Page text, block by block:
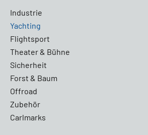
Industrie
Yachting
Flightsport
Theater & Bühne
Sicherheit
Forst & Baum
Offroad
Zubehör
Carlmarks